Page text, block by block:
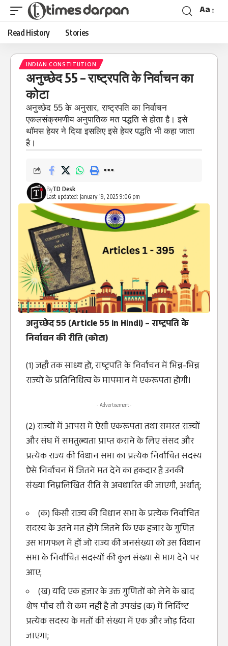
Aa
Read History Stories
INDIAN CONSTITUTION
अनुच्छेद 55 – राष्ट्रपति के निर्वाचन का
कोटा
अनुच्छेद 55 के अनुसार, राष्ट्रपति का निर्वाचन
एकलसंक्रमणीय अनुपातिक मत पद्धति से होता है। इसे
थाॅमस हेयर ने दिया इसलिए इसे हेयर पद्धति भी कहा जाता
है।
Last updated: January 19, 2025 9:06 pm
ByTD Desk
अनुच्छेद 55 (Article 55 in Hindi) – राष्ट्रपति के
निर्वाचन की रीति (कोटा)
(1) जहाँ तक साध्य हो, राष्ट्रपति के निर्वाचन में भिन्न-भिन्न
राज्यों के प्रतिनिधित्व के मापमान में एकरूपता होगी।
- Advertisement -
(2) राज्यों में आपस में ऐसी एकरूपता तथा समस्त राज्यों
और संघ में समतुल्यता प्राप्त कराने के लिए संसद और
प्रत्येक राज्य की विधान सभा का प्रत्येक निर्वाचित सदस्य
ऐसे निर्वाचन में जितने मत देने का हकदार है उनकी
संख्‍या निम्नलिखित रीति से अवधारित की जाएगी, अर्थात्‌;
(क) किसी राज्य की विधान सभा के प्रत्येक निर्वाचित
सदस्य के उतने मत होंगे जितने कि एक हजार के गुणित
उस भागफल में हों जो राज्य की जनसंख्‍या को उस विधान
सभा के निर्वाचित सदस्यों की कुल संख्‍या से भाग देने पर
आए;
(ख) यदि एक हजार के उक्त गुणितों को लेने के बाद
शेष पाँच सौ से कम नहीं है तो उपखंड (क) में निर्दिष्ट
प्रत्येक सदस्य के मतों की संख्‍या में एक और जोड़ दिया
जाएगा;